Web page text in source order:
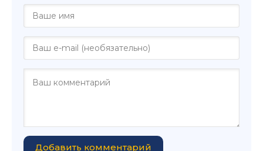
Добавить комментарий